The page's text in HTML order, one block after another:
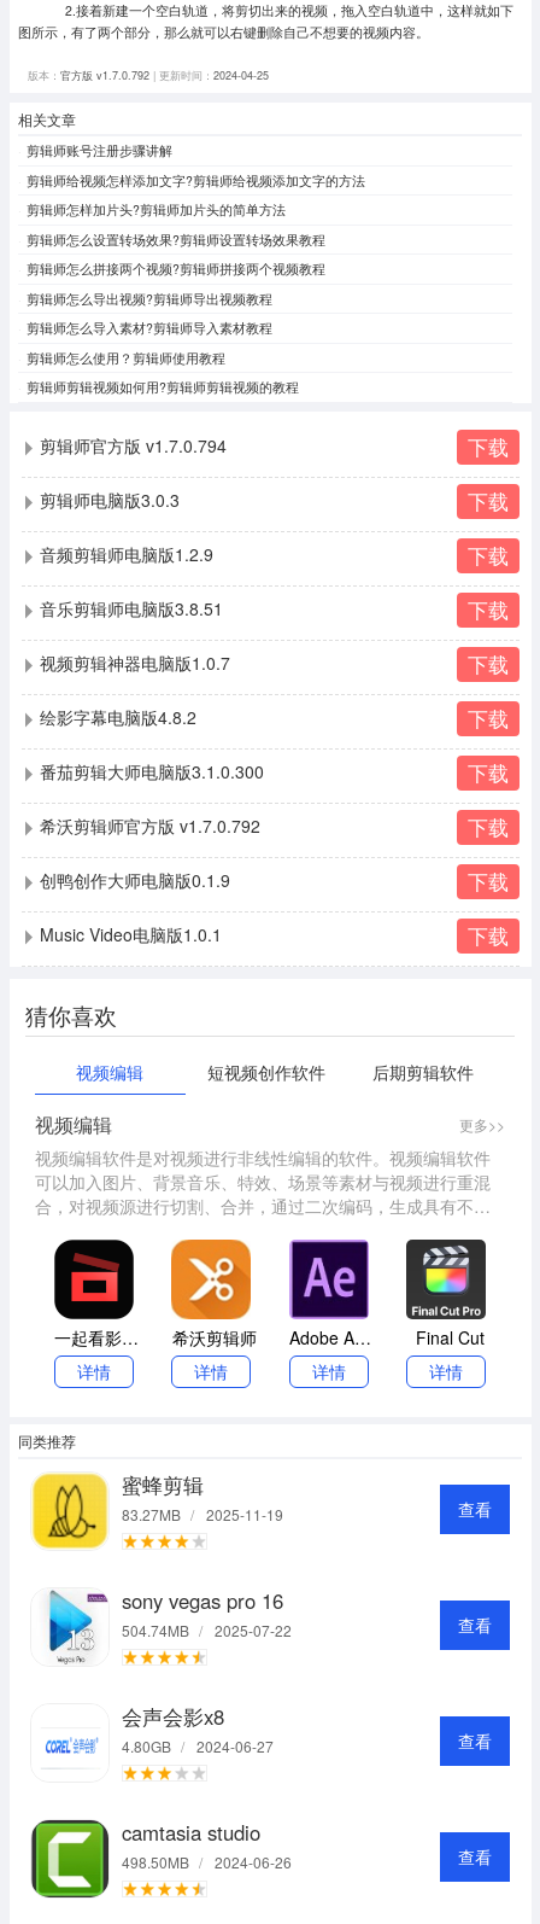
2.接着新建一个空白轨道，将剪切出来的视频，拖入空白轨道中，这样就如下
图所示，有了两个部分，那么就可以右键删除自己不想要的视频内容。
版本： 官方版 v1.7.0.792| 更新时间： 2024-04-25
相关文章
剪辑师账号注册步骤讲解
剪辑师给视频怎样添加文字?剪辑师给视频添加文字的方法
剪辑师怎样加片头?剪辑师加片头的简单方法
剪辑师怎么设置转场效果?剪辑师设置转场效果教程
剪辑师怎么拼接两个视频?剪辑师拼接两个视频教程
剪辑师怎么导出视频?剪辑师导出视频教程
剪辑师怎么导入素材?剪辑师导入素材教程
剪辑师怎么使用？剪辑师使用教程
剪辑师剪辑视频如何用?剪辑师剪辑视频的教程
剪辑师官方版 v1.7.0.794 下载
剪辑师电脑版3.0.3 下载
音频剪辑师电脑版1.2.9 下载
音乐剪辑师电脑版3.8.51 下载
视频剪辑神器电脑版1.0.7 下载
绘影字幕电脑版4.8.2 下载
番茄剪辑大师电脑版3.1.0.300 下载
希沃剪辑师官方版 v1.7.0.792 下载
创鸭创作大师电脑版0.1.9 下载
Music Video电脑版1.0.1 下载
猜你喜欢
视频编辑 短视频创作软件 后期剪辑软件
视频编辑 更多>>
视频编辑软件是对视频进行非线性编辑的软件。视频编辑软件
可以加入图片、背景音乐、特效、场景等素材与视频进行重混
合，对视频源进行切割、合并，通过二次编码，生成具有不同
大家喜欢，制作出自己喜欢的视频。
一起看影视电脑版
详情
希沃剪辑师
详情
Adobe After Effects2021
详情
Final Cut
详情
同类推荐
蜜蜂剪辑
83.27MB / 2025-11-19 查看
sony vegas pro 16
504.74MB / 2025-07-22 查看
会声会影x8
4.80GB / 2024-06-27 查看
camtasia studio
498.50MB / 2024-06-26 查看